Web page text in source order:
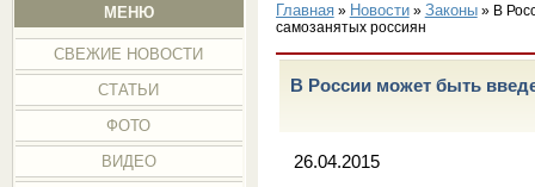
МЕНЮ
СВЕЖИЕ НОВОСТИ
СТАТЬИ
ФОТО
ВИДЕО
Главная» Новости» Законы» В
самозанятых россиян
В России может быть
26.04.2015